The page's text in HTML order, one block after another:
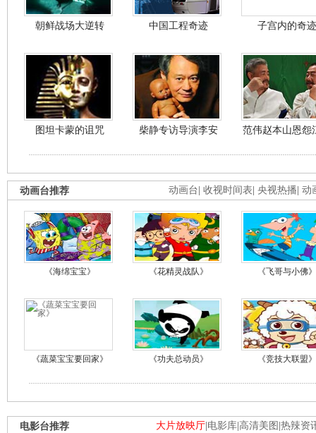
朝鲜战场大逆转 中国工程奇迹 子宫内的奇迹
图坦卡蒙的诅咒 柴静专访导演李安 范伟赵本山恩怨
动画台 收视时间表 央视热播 动
动画台推荐
《海绵宝宝》 《花精灵战队》 《飞哥与小佛》
《蔬菜宝宝要回家》 《功夫总动员》 《竞技大联盟》
大片放映厅 电影库 高清美图 热辣资
电影台推荐